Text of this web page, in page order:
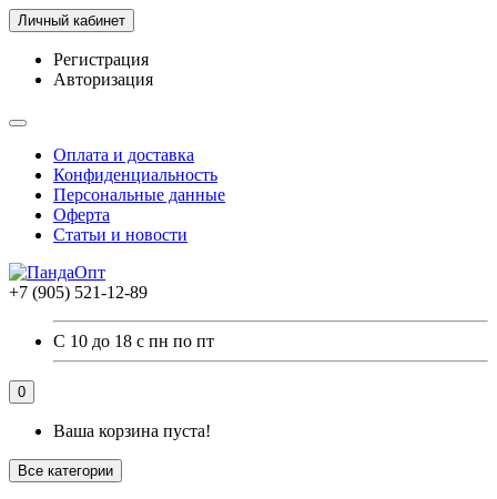
Личный кабинет
Регистрация
Авторизация
Оплата и доставка
Конфиденциальность
Персональные данные
Оферта
Статьи и новости
+7 (905) 521-12-89
С 10 до 18 с пн по пт
0
Ваша корзина пуста!
Все категории